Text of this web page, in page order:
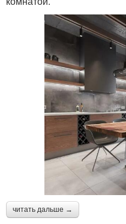
читать дальше →